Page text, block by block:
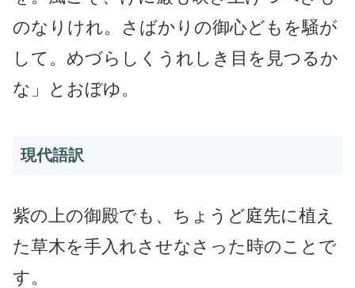
のなりけれ。さばかりの御心どもを騒が
して。めづらしくうれしき目を見つるか
な」とおぼゆ。
現代語訳
紫の上の御殿でも、ちょうど庭先に植え
た草木を手入れさせなさった時のことで
す。